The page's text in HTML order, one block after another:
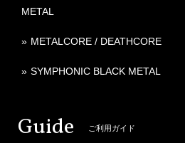
METAL
METALCORE / DEATHCORE
SYMPHONIC BLACK METAL
Guide ご利用ガイド